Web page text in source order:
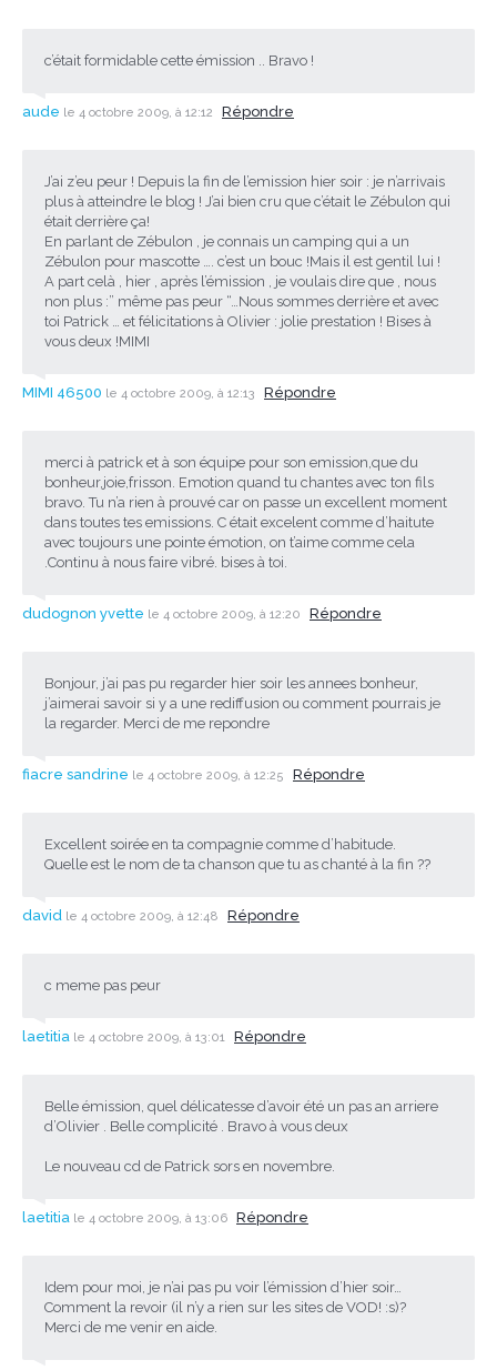
c’était formidable cette émission .. Bravo !
aude le 4 octobre 2009, à 12:12 Répondre
J’ai z’eu peur ! Depuis la fin de l’emission hier soir : je n’arrivais
plus à atteindre le blog ! J’ai bien cru que c’était le Zébulon qui
était derrière ça!
En parlant de Zébulon , je connais un camping qui a un
Zébulon pour mascotte …. c’est un bouc !Mais il est gentil lui !
A part celà , hier , après l’émission , je voulais dire que , nous
non plus :” même pas peur “…Nous sommes derrière et avec
toi Patrick … et félicitations à Olivier : jolie prestation ! Bises à
vous deux !MIMI
MIMI 46500 le 4 octobre 2009, à 12:13 Répondre
merci à patrick et à son équipe pour son emission,que du
bonheur,joie,frisson. Emotion quand tu chantes avec ton fils
bravo. Tu n’a rien à prouvé car on passe un excellent moment
dans toutes tes emissions. C était excelent comme d’haitute
avec toujours une pointe émotion, on t’aime comme cela
.Continu à nous faire vibré. bises à toi.
dudognon yvette le 4 octobre 2009, à 12:20 Répondre
Bonjour, j’ai pas pu regarder hier soir les annees bonheur,
j’aimerai savoir si y a une rediffusion ou comment pourrais je
la regarder. Merci de me repondre
fiacre sandrine le 4 octobre 2009, à 12:25 Répondre
Excellent soirée en ta compagnie comme d’habitude.
Quelle est le nom de ta chanson que tu as chanté à la fin ??
david le 4 octobre 2009, à 12:48 Répondre
c meme pas peur
laetitia le 4 octobre 2009, à 13:01 Répondre
Belle émission, quel délicatesse d’avoir été un pas an arriere
d’Olivier . Belle complicité . Bravo à vous deux
Le nouveau cd de Patrick sors en novembre.
laetitia le 4 octobre 2009, à 13:06 Répondre
Idem pour moi, je n’ai pas pu voir l’émission d’hier soir…
Comment la revoir (il n’y a rien sur les sites de VOD! :s)?
Merci de me venir en aide.